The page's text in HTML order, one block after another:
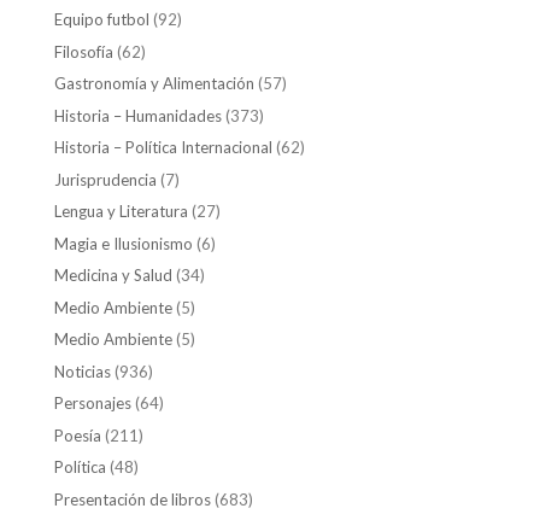
Equipo futbol (92)
Filosofía (62)
Gastronomía y Alimentación (57)
Historia – Humanidades(373)
Historia – Política Internacional (62)
Jurisprudencia (7)
Lengua y Literatura (27)
Magia e Ilusionismo (6)
Medicina y Salud (34)
Medio Ambiente(5)
Medio Ambiente(5)
Noticias(936)
Personajes(64)
Poesía (211)
Política (48)
Presentación de libros(683)